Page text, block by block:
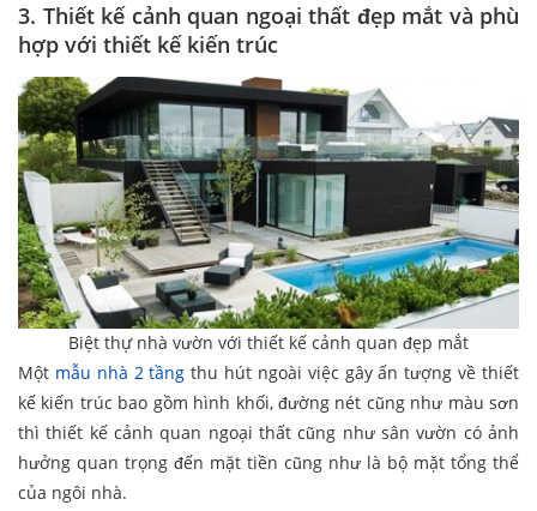
3. Thiết kế cảnh quan ngoại thất đẹp mắt và phù
hợp với thiết kế kiến trúc
Biệt thự nhà vườn với thiết kế cảnh quan đẹp mắt
Một mẫu nhà 2 tầng thu hút ngoài việc gây ấn tượng về thiết
kế kiến trúc bao gồm hình khối, đường nét cũng như màu sơn
thì thiết kế cảnh quan ngoại thất cũng như sân vườn có ảnh
hưởng quan trọng đến mặt tiền cũng như là bộ mặt tổng thể
của ngôi nhà.